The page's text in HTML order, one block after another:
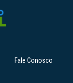
Fale Conosco